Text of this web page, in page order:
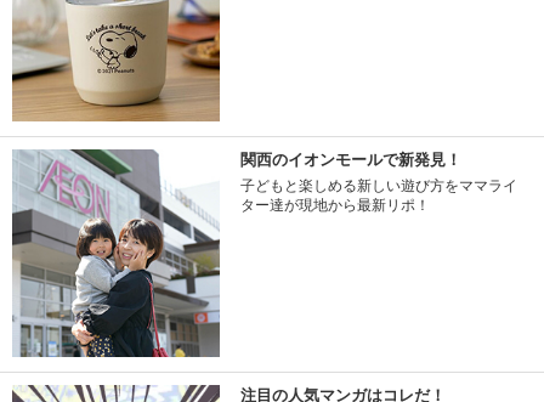
関西のイオンモールで新発見！
子どもと楽しめる新しい遊び方をママライ
ター達が現地から最新リポ！
注目の人気マンガはコレだ！